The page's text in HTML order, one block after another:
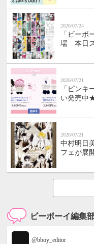
2026/07/24
「ビーボ
場 本日ス
2026/07/21
「ピンキ
い発売中
2026/07/21
中村明日
フェが展
ビーボーイ編集
@bboy_editor